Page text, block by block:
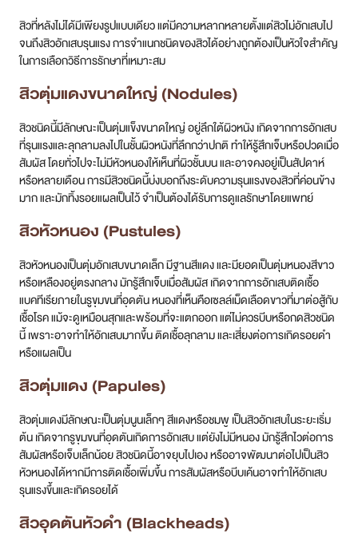
สิวหัวหนอง (Pustules)
สิวหัวหนองเป็นตุ่มอักเสบขนาดเล็ก มีฐานสีแดง และมียอดเป็นตุ่มหนองสีขาว
แบคทีเรียภายในรูขุมขนที่อุดตัน หนองที่เห็นคือเซลล์เม็ดเลือดขาวที่มาต่อสู้กับ
นี้ เพราะอาจทำให้อักเสบมากขึ้น ติดเชื้อลุกลาม และเสี่ยงต่อการเกิดรอยดำ
หรือแผลเป็น
สิวตุ่มแดง (Papules)
ต้น เกิดจากรูขุมขนที่อุดตันเกิดการอักเสบ แต่ยังไม่มีหนอง มักรู้สึกไวต่อการ
หัวหนองได้หากมีการติดเชื้อเพิ่มขึ้น การสัมผัสหรือบีบเค้นอาจทำให้อักเสบ
รุนแรงขึ้นและเกิดรอยได้
สิวอุดตันหัวดำ (Blackheads)
สิวหัวดำ หรือ สิวอุดตันหัวเปิด (Open Comedones) มีลักษณะเป็นจุดสีดำ
แต่ปากรูขุมขนยังคงเปิดอยู่ ทำให้สิ่งที่อุดตันสัมผัสกับอากาศ เกิดปฏิกิริยา
คือ สีดำนี้ไม่ได้เกิดจากความสกปรก การขัดถูแรงๆ จึงไม่ช่วยและอาจทำให้ผิว
ระคายเคืองได้ สิวชนิดนี้มักไม่ก่อให้เกิดอาการเจ็บ
สิวอุดตันหัวขาว (Whiteheads)
เล็กๆ สีขาวหรือสีเนื้อ เกิดจากรูขุมขนที่อุดตันสนิท ทำให้ไขมันและเซลล์ผิวหนัง